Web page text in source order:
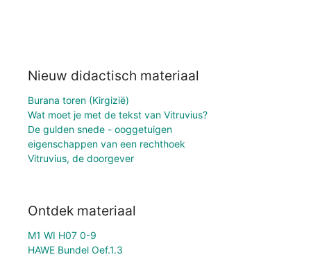
Nieuw didactisch materiaal
Burana toren (Kirgizië)
Wat moet je met de tekst van Vitruvius?
De gulden snede - ooggetuigen
eigenschappen van een rechthoek
Vitruvius, de doorgever
Ontdek materiaal
M1 WI H07 0-9
HAWE Bundel Oef.1.3